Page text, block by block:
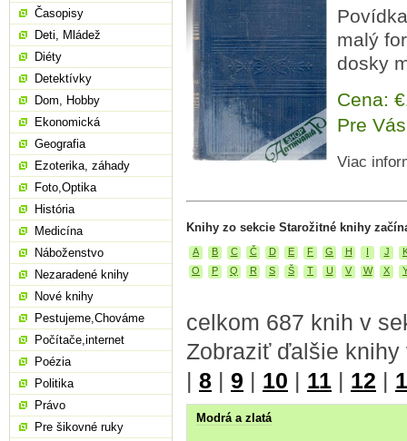
malý
dosky
Cena:
Pre
Viac
Knihy zo sekcie Starožitné knihy
A B C Č D E F G H I J
O
P Q R S Š T U V W X
celkom 687 knih v
Zobraziť ďalšie
| 8 | 9 | 10 | 11 | 12 |
Modrá a zlatá
Časopisy
Deti, Mládež
Diéty
Detektívky
Dom, Hobby
Ekonomická
Geografia
Ezoterika, záhady
Foto,Optika
História
Medicína
Náboženstvo
Nezaradené knihy
Nové knihy
Pestujeme,Chováme
Počítače,internet
Poézia
Politika
Právo
Pre šikovné ruky